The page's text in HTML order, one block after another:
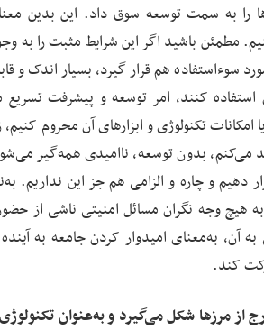
به سمت توسعه سوق داد. این بدین
مطمئن باشید اگر این شرایط مثبت را به
سوءاستفاده هم قرار گیرد، بسیار اندک و
کنند، امر توسعه و پیشرفت تسریع
تکنولوژی و ابزارهای آن محروم
می‌کنم، بدون توسعه، ناامیدی همه‌گیر
دهیم و چاره و الزامی هم جز این
به ‌هیچ وجه نگران مسائل امنیتی ناشی از
آن، به‌معنای امیدوار کردن جامعه به
کند.
از مرزها شکل می‌گیرد و به‌عنوان